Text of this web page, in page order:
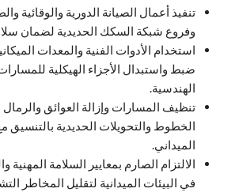
تنفيذ أعمال الصيانة الدورية والوقائية
وفروع شبكة السكك الحديدية لضمان
استخدام الأدوات الفنية والمعدات
ضبط واستبدال الأجزاء الهيكلية
الهندسية.
تنظيف المسارات وإزالة العوائق
الخطوط والتحويلات الحديدية بالتنسيق
الميداني.
الالتزام الصارم بمعايير السلامة المهنية
في البيئات الميدانية لتقليل المخاطر